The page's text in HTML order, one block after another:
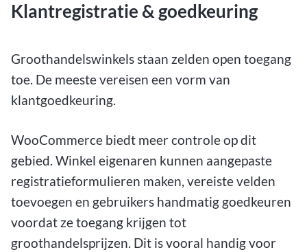
Klantregistratie & goedkeuring
Groothandelswinkels staan zelden open toegang
toe. De meeste vereisen een vorm van
klantgoedkeuring.
WooCommerce biedt meer controle op dit
gebied. Winkel eigenaren kunnen aangepaste
registratieformulieren maken, vereiste velden
toevoegen en gebruikers handmatig goedkeuren
voordat ze toegang krijgen tot
groothandelsprijzen. Dit is vooral handig voor